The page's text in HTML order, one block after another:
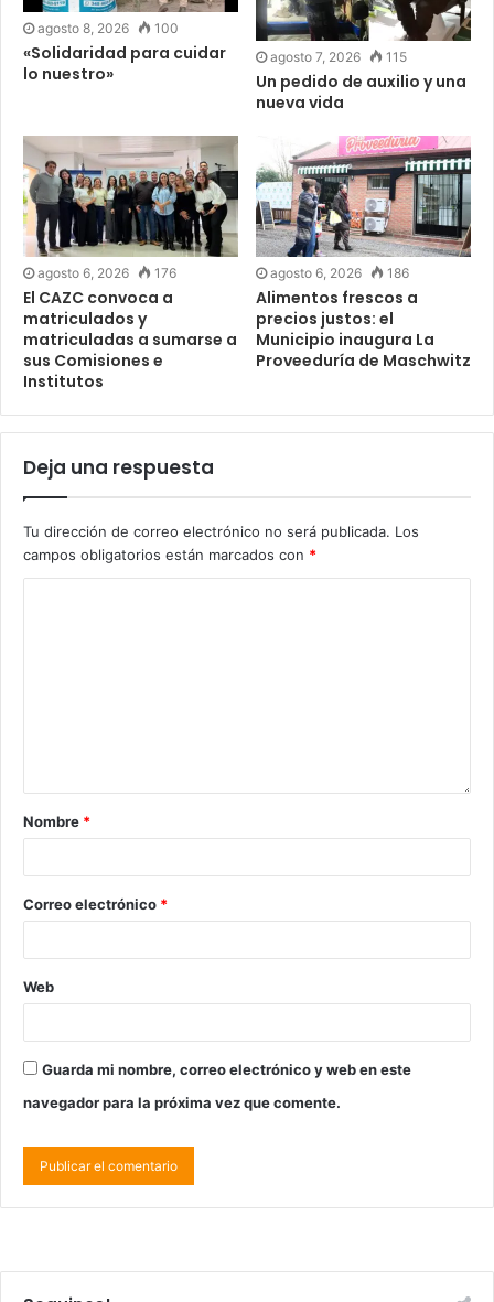
agosto 8, 2026 100
«Solidaridad para cuidar
lo nuestro»
agosto 7, 2026 115
Un pedido de auxilio y una
nueva vida
agosto 6, 2026 176
El CAZC convoca a
matriculados y
matriculadas a sumarse a
sus Comisiones e
Institutos
agosto 6, 2026 186
Alimentos frescos a
precios justos: el
Municipio inaugura La
Proveeduría de Maschwitz
Deja una respuesta
Tu dirección de correo electrónico no será publicada. Los
campos obligatorios están marcados con *
Nombre *
Correo electrónico *
Web
Guarda mi nombre, correo electrónico y web en este
navegador para la próxima vez que comente.